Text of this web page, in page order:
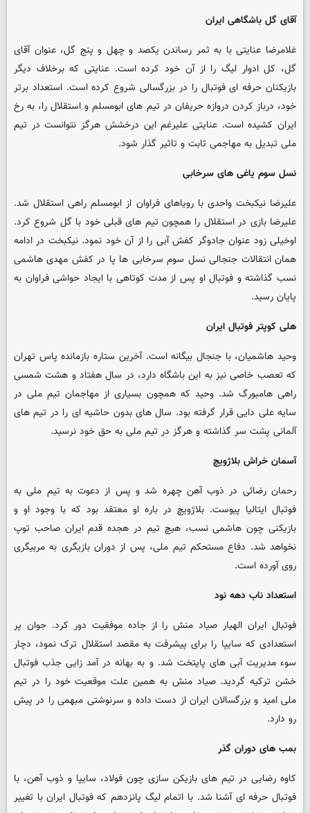
آقای گل باشگاهی ایران
غلامرضا عنایتی با به ثمر رساندن یکصد و چهل و پنج گل، عنوان آقای
گل، کل ادوار لیگ را از آن خود کرده است. عنایتی که برخلاف دیگر
بازیکنان حرفه ای فوتبال را در بزرگسالی شروع کرده است. استعداد برتر
خود، درباز کردن دروازه حریفان در تیم های ابومسلم و استقلال را، به رخ
ایران کشیده است. عنایتی علیرغم این درخشش هرگز نتوانست در تیم
ملی تبدیل به مهاجمی ثابت و تاثیر گذار شود.
نسل سوم یاغی های سرخابی
علیرضا نیکبخت واحدی با رویاهای فراوان از ابومسلم راهی استقلال شد.
علیرضا بازی در استقلال را همچون تیم های قبلی خود با گل شروع کرد.
اوخیلی زود عنوان جادوگر کفش آبی را از آن خود نمود. نیکبخت در ادامه
همان انتقالات جنجالی نسل سوم سرخابی ها پا در کفش مهدی هاشمی
نسب گذاشته و فوتبال او پس از مدت کوتاهی با ایجاد حواشی فراوان به
پایان رسید.
هلی کوپتر فوتبال ایران
وحید هاشمیان، با جنجال بیگانه است. آخرین ستاره بازمانده پاس تهران
که تعصب خاصی نیز به این باشگاه دارد، در سال هفتاد و هشت شمسی
راهی هامبورگ شد. وحید که همچون بسیاری از مهاجمان تیم ملی در
سایه علی دایی قرار گرفته بود. سال های بدون حاشیه ای را در تیم های
آلمانی پشت سر گذاشته و هرگز در تیم ملی به حق خود نرسید.
آسمان خراش بلاژویچ
رحمان رضائی در ذوب آهن چهره شد و پس از دعوت به تیم ملی به
فوتبال ایتالیا پیوست. بلاژویچ در باره او معتقد بود که با وجود او و
بازیکنی چون هاشمی نسب، هیچ تیم در هجده قدم ایران صاحب توپ
نخواهد شد. دفاع مستحکم تیم ملی، پس از دوران بازیگری به مربیگری
روی آورده است.
استعداد ناب دهه نود
فوتبال ایران الهیار صیاد منش را از جاده موفقیت دور کرد. جوان پر
استعدادی که سایپا را برای پیشرفت به مقصد استقلال ترک نمود، دچار
سوء مدیریت آبی های پایتخت شد. و به بهانه در آمد زایی جذب فوتبال
خشن ترکیه گردید. صیاد منش به همین علت موقعیت خود را در تیم
ملی امید و بزرگسالان ایران از دست داده و سرنوشتی مبهمی را در پیش
رو دارد.
بمب های دوران گذر
کاوه رضایی در تیم های بازیکن سازی چون فولاد، سایپا و ذوب آهن، با
فوتبال حرفه ای آشنا شد. با اتمام لیگ پانزدهم که فوتبال ایران با تغییر